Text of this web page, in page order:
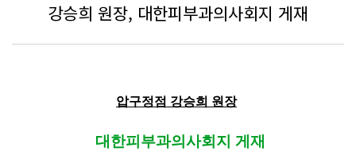
강승희 원장, 대한피부과의사회지 게재
압구정점 강승희 원장
대한피부과의사회지 게재